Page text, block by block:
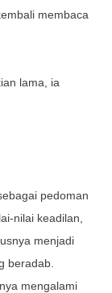
membaca
lama, ia
pedoman
nilai keadilan,
menjadi
beradab.
mengalami